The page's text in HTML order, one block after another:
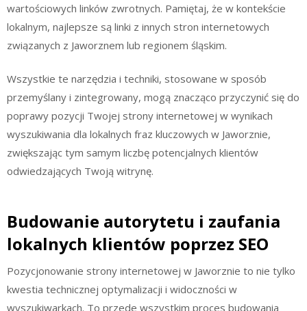
wartościowych linków zwrotnych. Pamiętaj, że w kontekście
lokalnym, najlepsze są linki z innych stron internetowych
związanych z Jaworznem lub regionem śląskim.
Wszystkie te narzędzia i techniki, stosowane w sposób
przemyślany i zintegrowany, mogą znacząco przyczynić się do
poprawy pozycji Twojej strony internetowej w wynikach
wyszukiwania dla lokalnych fraz kluczowych w Jaworznie,
zwiększając tym samym liczbę potencjalnych klientów
odwiedzających Twoją witrynę.
Budowanie autorytetu i zaufania
lokalnych klientów poprzez SEO
Pozycjonowanie strony internetowej w Jaworznie to nie tylko
kwestia technicznej optymalizacji i widoczności w
wyszukiwarkach. To przede wszystkim proces budowania